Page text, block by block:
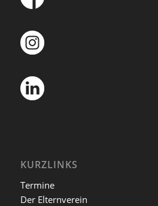
KURZLINKS
Termine
Der Elternverein